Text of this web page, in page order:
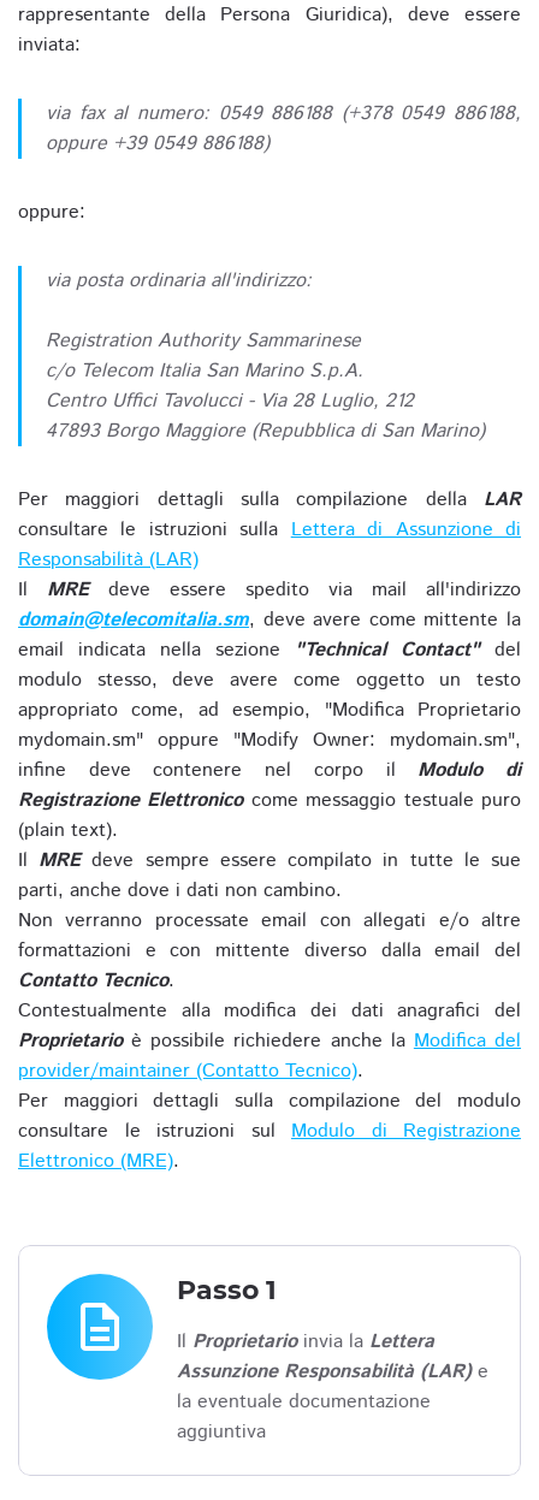
rappresentante della Persona Giuridica), deve essere
inviata:
via fax al numero: 0549 886188 (+378 0549 886188,
oppure +39 0549 886188)
oppure:
via posta ordinaria all'indirizzo:
Registration Authority Sammarinese
c/o Telecom Italia San Marino S.p.A.
Centro Uffici Tavolucci - Via 28 Luglio, 212
47893 Borgo Maggiore (Repubblica di San Marino)
Per maggiori dettagli sulla compilazione della LAR
consultare le istruzioni sullaLettera di Assunzione di
Responsabilità (LAR)
Il MREdeve essere spedito via mail all'indirizzo
domain@telecomitalia.sm, deve avere come mittente la
email indicata nella sezione
"Technical Contact"del
modulo stesso, deve avere come oggetto un testo
appropriato come, ad esempio, "Modifica Proprietario
mydomain.sm" oppure "Modify Owner: mydomain.sm",
infine deve contenere nel corpo il Modulo di
Registrazione Elettronicocome messaggio testuale puro
(plain text).
Il MREdeve sempre essere compilato in tutte le sue
parti, anche dove i dati non cambino.
Non verranno processate email con allegati e/o altre
formattazioni e con mittente diverso dalla email del
Contatto Tecnico.
Contestualmente alla modifica dei dati anagrafici del
Proprietarioè possibile richiedere anche laModifica del
provider/maintainer (Contatto Tecnico).
Per maggiori dettagli sulla compilazione del modulo
consultare le istruzioni sul Modulo di Registrazione
Elettronico (MRE).
description
Passo 1
Il Proprietarioinvia la Lettera
Assunzione Responsabilità (LAR)e
la eventuale documentazione
aggiuntiva